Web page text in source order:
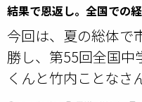
結果で恩返し。全国での
今回は、夏の総体で
勝し、第55回全国中
くんと竹内ことなさ